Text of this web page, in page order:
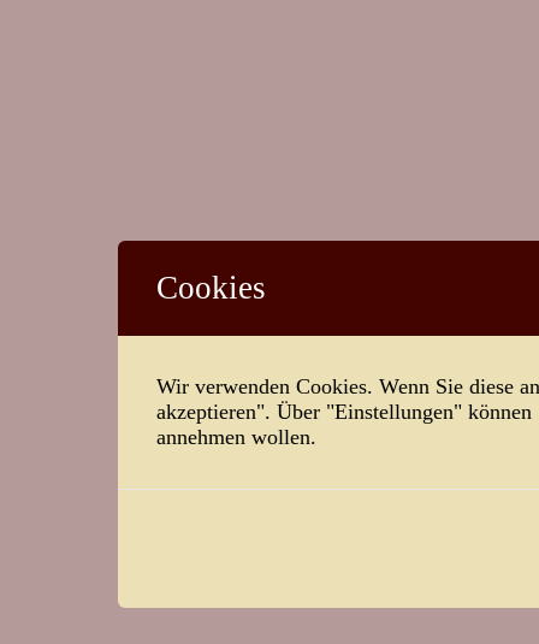
Cookies
Wir verwenden Cookies. Wenn Sie diese
akzeptieren". Über "Einstellungen"
annehmen wollen.